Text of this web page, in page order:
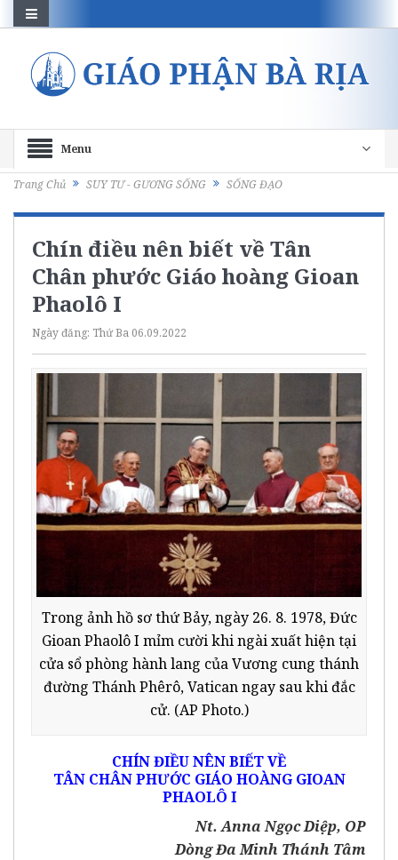
Menu
Trang Chủ SUY TƯ - GƯƠNG SỐNG SỐNG ĐẠO
Chín điều nên biết về Tân
Chân phước Giáo hoàng Gioan
Phaolô I
Ngày đăng: Thứ Ba 06.09.2022
Trong ảnh hồ sơ thứ Bảy, ngày 26. 8. 1978, Đức
Gioan Phaolô I mỉm cười khi ngài xuất hiện tại
cửa sổ phòng hành lang của Vương cung thánh
đường Thánh Phêrô, Vatican ngay sau khi đắc
cử. (AP Photo.)
CHÍN ĐIỀU NÊN BIẾT VỀ
TÂN CHÂN PHƯỚC GIÁO HOÀNG GIOAN
PHAOLÔ I
Nt. Anna Ngọc Diệp, OP
Dòng Đa Minh Thánh Tâm